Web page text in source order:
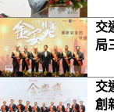
交
局
交
創